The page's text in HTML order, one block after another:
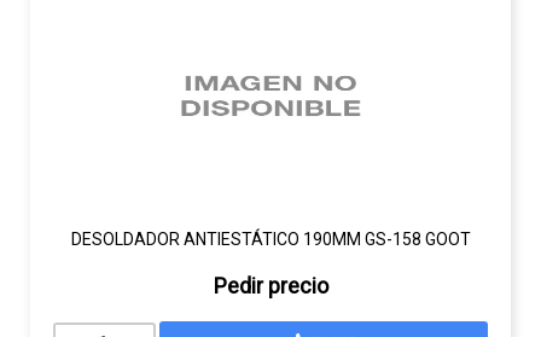
DESOLDADOR ANTIESTÁTICO 190MM GS-158 GOOT
Pedir precio